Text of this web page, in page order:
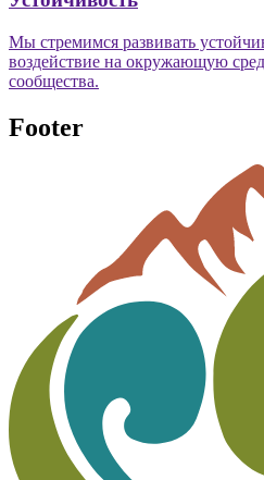
Мы стремимся развивать
воздействие на окружающую
сообщества.
Footer